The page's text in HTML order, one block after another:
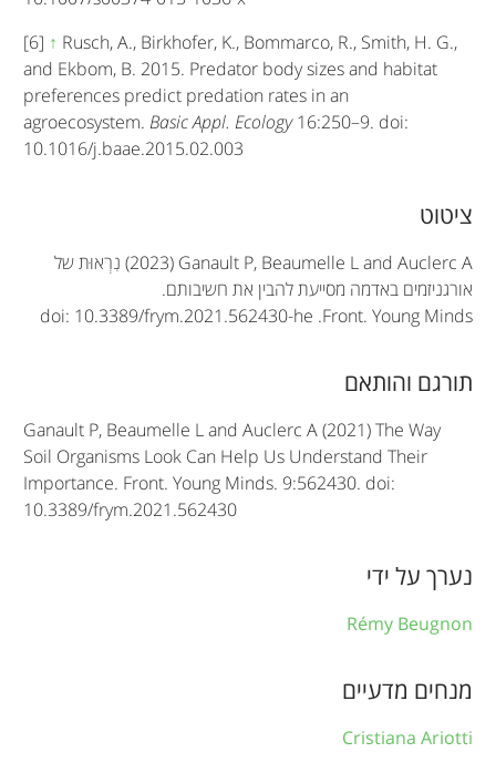
[6] ↑ Rusch, A., Birkhofer, K., Bommarco, R., Smith, H. G.,
and Ekbom, B. 2015. Predator body sizes and habitat
preferences predict predation rates in an
agroecosystem.Basic Appl. Ecology16:250–9. doi:
10.1016/j.baae.2015.02.003
A
r
t
i
c
f
o
m
a
ציטוט
(2023) Ganault P, Beaumelle L and Auclerc Aנִרְאוּת של
אורגניזמים באדמה מסייעת להבין את חשיבותם.
Front. Young Minds
.
doi: 10.3389/frym.2021.562430-he
תורגם והותאם
Ganault P, Beaumelle L and Auclerc A (2021) The Way
Soil Organisms Look Can Help Us Understand Their
Importance. Front. Young Minds. 9:562430. doi:
10.3389/frym.2021.562430
נערך על ידי
Rémy Beugnon
מנחים מדעיים
Cristiana Ariotti